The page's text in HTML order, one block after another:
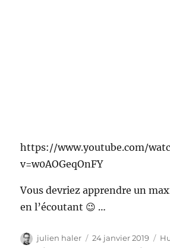
https://www.youtube.com/
v=w0AOGeqOnFY
Vous devriez apprendre un
en l’écoutant 😉 …
Auteur
julien haler
Publié
24 janvier 2019